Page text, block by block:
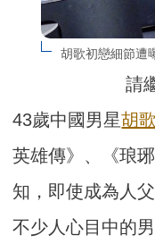
胡歌初戀細節遭
請
43歲中國男星胡歌
英雄傳》、《琅
知，即使成為人
不少人心目中的